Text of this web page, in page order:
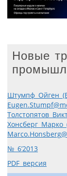
Новые
Штумпф Ойген
Толстопятов
Хонсберг Марко
№ 6’2013
PDF версия